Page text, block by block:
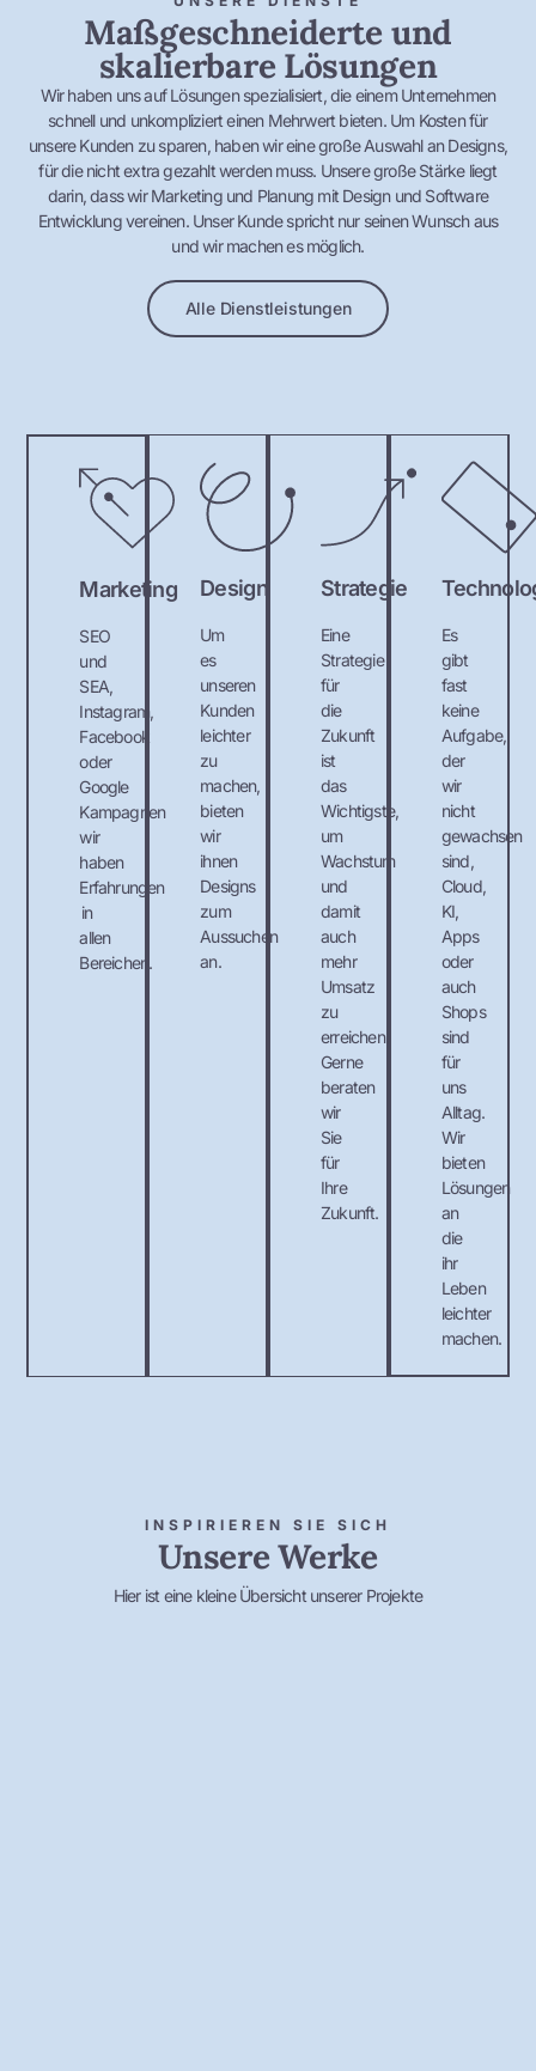
Maßgeschneiderte und
skalierbare Lösungen
Wir haben uns auf Lösungen spezialisiert, die einem Unternehmen
schnell und unkompliziert einen Mehrwert bieten. Um Kosten für
unsere Kunden zu sparen, haben wir eine große Auswahl an Designs,
für die nicht extra gezahlt werden muss. Unsere große Stärke liegt
darin, dass wir Marketing und Planung mit Design und Software
Entwicklung vereinen. Unser Kunde spricht nur seinen Wunsch aus
und wir machen es möglich.
Alle Dienstleistungen
Marketing
SEO
und
SEA,
Instagram,
Facebook
oder
Google
Kampagnen
wir
haben
Erfahrungen
in
allen
Bereichen.
Design
Um
es
unseren
Kunden
leichter
zu
machen,
bieten
wir
ihnen
Designs
zum
Aussuchen
an.
Strategie
Eine
Strategie
für
die
Zukunft
ist
das
Wichtigste,
um
Wachstum
und
damit
auch
mehr
Umsatz
zu
erreichen.
Gerne
beraten
wir
Sie
für
Ihre
Zukunft.
Es
gibt
fast
keine
Aufgabe,
der
wir
nicht
gewachsen
sind,
Cloud,
KI,
Apps
oder
auch
Shops
sind
für
uns
Alltag.
Wir
bieten
Lösungen
an
die
ihr
Leben
leichter
machen.
INSPIRIEREN SIE SICH
Unsere Werke
Hier ist eine kleine Übersicht unserer Projekte